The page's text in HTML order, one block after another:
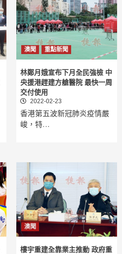
澳聞 重點新聞
林鄭月娥宣布下月全民強檢 中
央援港趕建方艙醫院 最快一周
交付使用
2022-02-23
香港第五波新冠肺炎疫情嚴
峻，特…
澳聞
樓宇重建全靠業主推動 政府重